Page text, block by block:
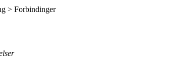
> Forbindinger